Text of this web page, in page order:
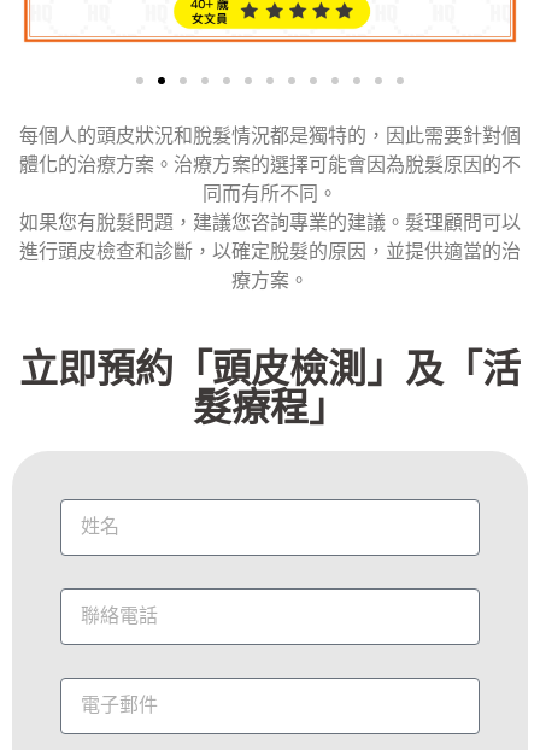
每個人的頭皮狀況和脫髮情況都是獨特的，因此需要針對個
體化的治療方案。治療方案的選擇可能會因為脫髮原因的不
同而有所不同。
如果您有脫髮問題，建議您咨詢專業的建議。髮理顧問可以
進行頭皮檢查和診斷，以確定脫髮的原因，並提供適當的治
療方案。
立即預約「頭皮檢測」及「活
髮療程」